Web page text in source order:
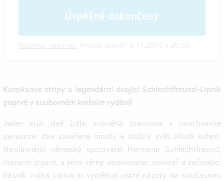
Úspěšně dokončený
Komiksové stripy s legendární dvojicí Schlechtfreund–Lipnik
poprvé v souborném knižním vydání!
Jeden stůl, dvě židle, stísněná pracovna v mnichovské
garsonce, dva zavařené mozky a složitý svět všude kolem.
Nejslavnější německý spisovatel Hermann Schlechtfreund,
literární gigant, a jeho věrný obdivovatel, novinář a začínající
básník Jožka Lipnik si vyměňují ostré názory na současnou